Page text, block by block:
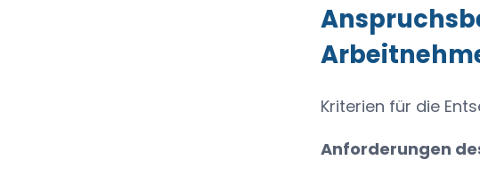
Kriterien für die
Anforderungen